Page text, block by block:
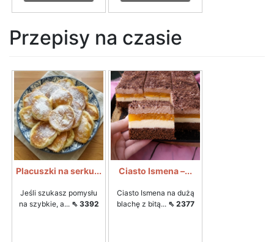
Przepisy na czasie
Placuszki na serku...
Jeśli szukasz pomysłu
na szybkie, a... ⇖ 3392
Ciasto Ismena –...
Ciasto Ismena na dużą
blachę z bitą... ⇖ 2377